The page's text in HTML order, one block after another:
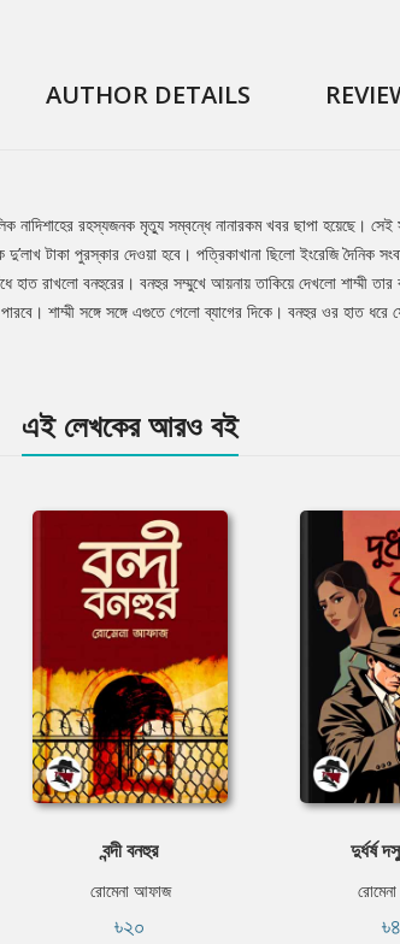
AUTHOR DETAILS
নাদিশাহের রহস্যজনক মৃত্যু সম্বন্ধে নানারকম খবর ছাপা হয়েছে।
দু’লাখ টাকা পুরস্কার দেওয়া হবে। পত্রিকাখানা ছিলো ইংরেজি
রাখলো বনহুরের। বনহুর সম্মুখে আয়নায় তাকিয়ে দেখলো শাম্মী তার
শাম্মী সঙ্গে সঙ্গে এগুতে গেলো ব্যাগের দিকে। বনহুর ওর হাত
এই লেখকের আরও বই
বন্দী বনহুর
রোমেনা আফাজ
৳২০
দুর্ধর্ষ